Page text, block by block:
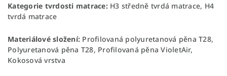
Kategorie tvrdosti matrace: H3 středně tvrdá matrace, H4
tvrdá matrace
Materiálové složení: Profilovaná polyuretanová pěna T28,
Polyuretanová pěna T28, Profilovaná pěna VioletAir,
Kokosová vrstva